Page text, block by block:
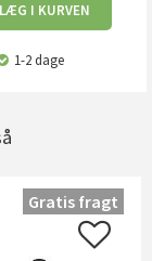
LÆG I KURVEN
1-2 dage
Gratis fragt